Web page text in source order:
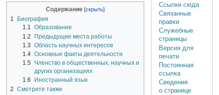
Содержание
1
Биография
1.1 Образование
1.2
Предыдущие места работы
1.3 Область научных интересов
1.4 Основные факты деятельности
1.5 Членство в общественных, научных и
других организациях
1.6
Иностранный язык
2
Смотрите также
Ссылки сюда
Связанные
правки
Служебные
страницы
Версия для
печати
Постоянная
ссылка
Сведения
о странице